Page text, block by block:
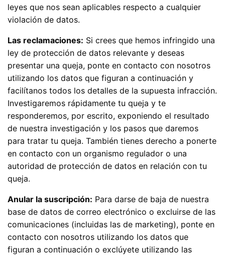
leyes que nos sean aplicables respecto a cualquier
violación de datos.
Las reclamaciones: Si crees que hemos infringido una
ley de protección de datos relevante y deseas
presentar una queja, ponte en contacto con nosotros
utilizando los datos que figuran a continuación y
facilítanos todos los detalles de la supuesta infracción.
Investigaremos rápidamente tu queja y te
responderemos, por escrito, exponiendo el resultado
de nuestra investigación y los pasos que daremos
para tratar tu queja. También tienes derecho a ponerte
en contacto con un organismo regulador o una
autoridad de protección de datos en relación con tu
queja.
Anular la suscripción: Para darse de baja de nuestra
base de datos de correo electrónico o excluirse de las
comunicaciones (incluidas las de marketing), ponte en
contacto con nosotros utilizando los datos que
figuran a continuación o exclúyete utilizando las